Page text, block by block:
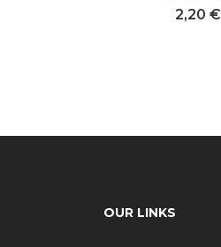
2,20 €
OUR LINKS